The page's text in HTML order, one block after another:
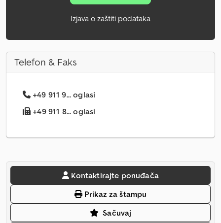
Izjava o zaštiti podataka
Telefon & Faks
+49 911 9... oglasi
+49 911 8... oglasi
Kontaktirajte ponuđača
Prikaz za štampu
Sačuvaj